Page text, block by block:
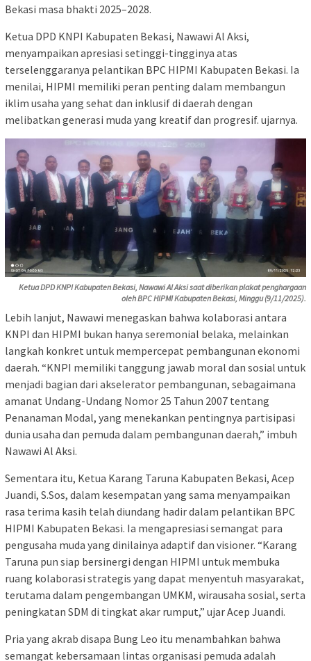
Bekasi masa bhakti 2025–2028.
Ketua DPD KNPI Kabupaten Bekasi, Nawawi Al Aksi,
menyampaikan apresiasi setinggi-tingginya atas
terselenggaranya pelantikan BPC HIPMI Kabupaten Bekasi. Ia
menilai, HIPMI memiliki peran penting dalam membangun
iklim usaha yang sehat dan inklusif di daerah dengan
melibatkan generasi muda yang kreatif dan progresif. ujarnya.
Ketua DPD KNPI Kabupaten Bekasi, Nawawi Al Aksi saat diberikan plakat penghargaan
oleh BPC HIPMI Kabupaten Bekasi, Minggu (9/11/2025).
Lebih lanjut, Nawawi menegaskan bahwa kolaborasi antara
KNPI dan HIPMI bukan hanya seremonial belaka, melainkan
langkah konkret untuk mempercepat pembangunan ekonomi
daerah. “KNPI memiliki tanggung jawab moral dan sosial untuk
menjadi bagian dari akselerator pembangunan, sebagaimana
amanat Undang-Undang Nomor 25 Tahun 2007 tentang
Penanaman Modal, yang menekankan pentingnya partisipasi
dunia usaha dan pemuda dalam pembangunan daerah,” imbuh
Nawawi Al Aksi.
Sementara itu, Ketua Karang Taruna Kabupaten Bekasi, Acep
Juandi, S.Sos, dalam kesempatan yang sama menyampaikan
rasa terima kasih telah diundang hadir dalam pelantikan BPC
HIPMI Kabupaten Bekasi. Ia mengapresiasi semangat para
pengusaha muda yang dinilainya adaptif dan visioner. “Karang
Taruna pun siap bersinergi dengan HIPMI untuk membuka
ruang kolaborasi strategis yang dapat menyentuh masyarakat,
terutama dalam pengembangan UMKM, wirausaha sosial, serta
peningkatan SDM di tingkat akar rumput,” ujar Acep Juandi.
Pria yang akrab disapa Bung Leo itu menambahkan bahwa
semangat kebersamaan lintas organisasi pemuda adalah